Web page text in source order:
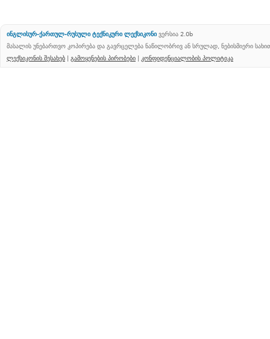
ინგლისურ-ქართულ-რუსული ტექნიკური ლექსიკონი ვერსია 2.0b
მასალის უნებართვო კოპირება და გავრცელება ნაწილობრივ ან სრულად, ნებისმიერი
ლექსიკონის შესახებ | გამოყენების პირობები | კონფიდენციალობის პოლიტიკა